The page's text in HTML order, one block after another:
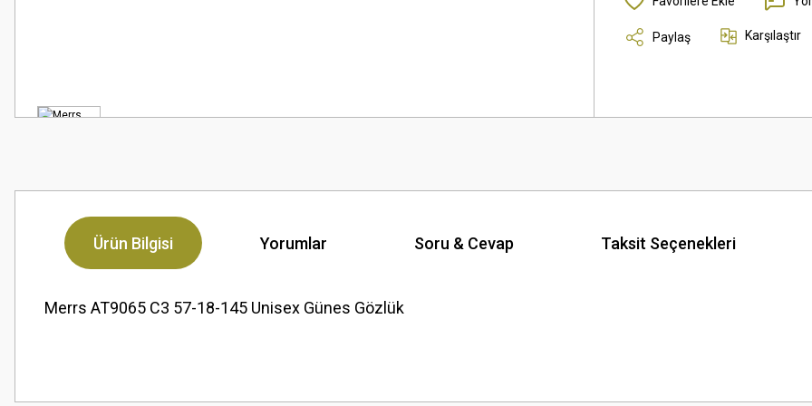
Paylaş Karşılaştır
Ürün Bilgisi Yorumlar Soru & Cevap Taksit Seçenekleri
Merrs AT9065 C3 57-18-145 Unisex Günes Gözlük
Görüş ve önerileriniz için teşekkür ederiz.